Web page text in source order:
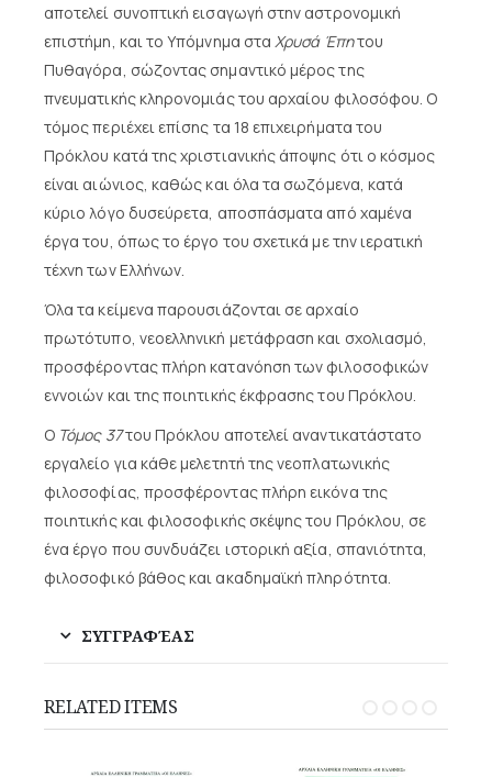
αποτελεί συνοπτική εισαγωγή στην αστρονομική
επιστήμη, και το Υπόμνημα στα Χρυσά Έπητου
Πυθαγόρα, σώζοντας σημαντικό μέρος της
πνευματικής κληρονομιάς του αρχαίου φιλοσόφου. Ο
τόμος περιέχει επίσης τα 18 επιχειρήματα του
Πρόκλου κατά της χριστιανικής άποψης ότι ο κόσμος
είναι αιώνιος, καθώς και όλα τα σωζόμενα, κατά
κύριο λόγο δυσεύρετα, αποσπάσματα από χαμένα
έργα του, όπως το έργο του σχετικά με την ιερατική
τέχνη των Ελλήνων.
Όλα τα κείμενα παρουσιάζονται σε αρχαίο
πρωτότυπο, νεοελληνική μετάφραση και σχολιασμό,
προσφέροντας πλήρη κατανόηση των φιλοσοφικών
εννοιών και της ποιητικής έκφρασης του Πρόκλου.
Ο Τόμος 37του Πρόκλου αποτελεί αναντικατάστατο
εργαλείο για κάθε μελετητή της νεοπλατωνικής
φιλοσοφίας, προσφέροντας πλήρη εικόνα της
ποιητικής και φιλοσοφικής σκέψης του Πρόκλου, σε
ένα έργο που συνδυάζει ιστορική αξία, σπανιότητα,
φιλοσοφικό βάθος και ακαδημαϊκή πληρότητα.
ΣΥΓΓΡΑΦΈΑΣ
RELATED ITEMS